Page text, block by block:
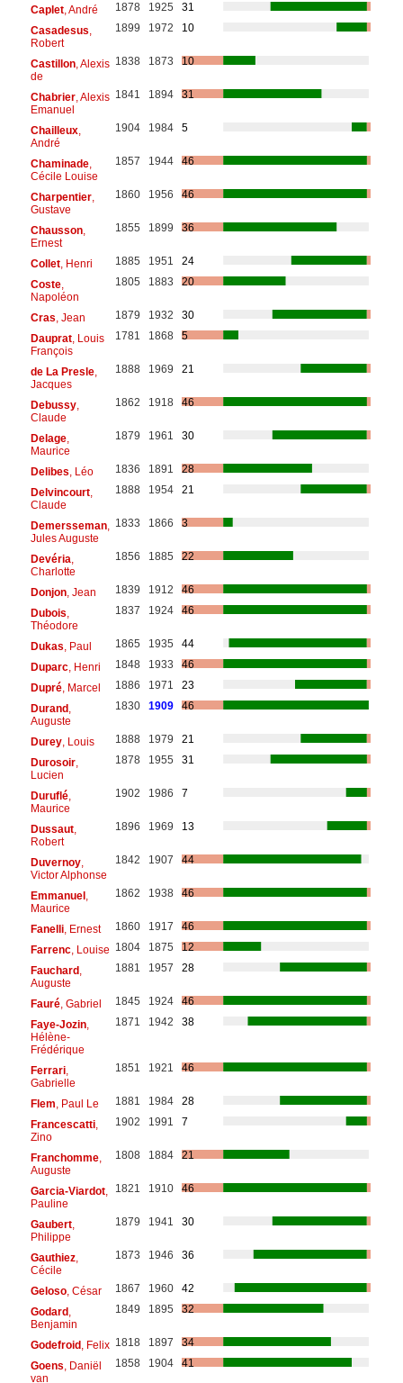
Caplet, André 1878 1925
31
Casadesus,
Robert
1899 1972 10
Castillon, Alexis
de
1838 1873 10
Chabrier, Alexis
Emanuel
1841 1894 31
Chailleux,
André
1904 1984 5
Chaminade,
Cécile Louise
1857 1944 46
Charpentier,
Gustave
1860 1956 46
Chausson,
Ernest
1855 1899 36
Collet, Henri 1885 1951
24
Coste,
Napoléon
1805 1883 20
Cras, Jean 1879 1932
30
Dauprat, Louis
François
1781 1868 5
de La Presle,
Jacques
1888 1969 21
Debussy,
Claude
1862 1918 46
Delage,
Maurice
1879 1961 30
Delibes, Léo 1836 1891
28
Delvincourt,
Claude
1888 1954 21
Demersseman,
Jules Auguste
1833 1866 3
Devéria,
Charlotte
1856 1885 22
Donjon, Jean 1839 1912
46
Dubois,
Théodore
1837 1924 46
Dukas, Paul 1865 1935
44
Duparc, Henri 1848 1933
46
Dupré, Marcel 1886 1971
23
Durand ,
Auguste
1830 1909 46
Durey, Louis 1888 1979
21
Durosoir,
Lucien
1878 1955 31
Duruflé,
Maurice
1902 1986 7
Dussaut,
Robert
1896 1969 13
Duvernoy,
Victor Alphonse
1842 1907 44
Emmanuel ,
Maurice
1862 1938 46
Fanelli, Ernest 1860 1917
46
Farrenc, Louise 1804 1875
12
Fauchard ,
Auguste
1881 1957 28
Fauré, Gabriel 1845 1924
46
Faye-Jozin,
Hélène-
Frédérique
1871 1942 38
Ferrari,
Gabrielle
1851 1921 46
Flem, Paul Le 1881 1984
28
Francescatti,
Zino
1902 1991 7
Franchomme,
Auguste
1808 1884 21
Garcia-Viardot,
Pauline
1821 1910 46
Gaubert,
Philippe
1879 1941 30
Gauthiez,
Cécile
1873 1946 36
Geloso, César 1867 1960
42
Godard ,
Benjamin
1849 1895 32
Godefroid , Felix 1818 1897
34
Goens, Daniël
van
1858 1904 41